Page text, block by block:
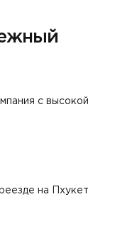
с высокой
на Пхукет